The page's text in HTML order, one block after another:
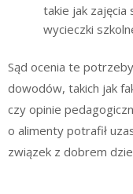
takie jak
wycieczki
Sąd ocenia te
dowodów, takich jak
czy opinie
o alimenty potrafił
związek z dobrem